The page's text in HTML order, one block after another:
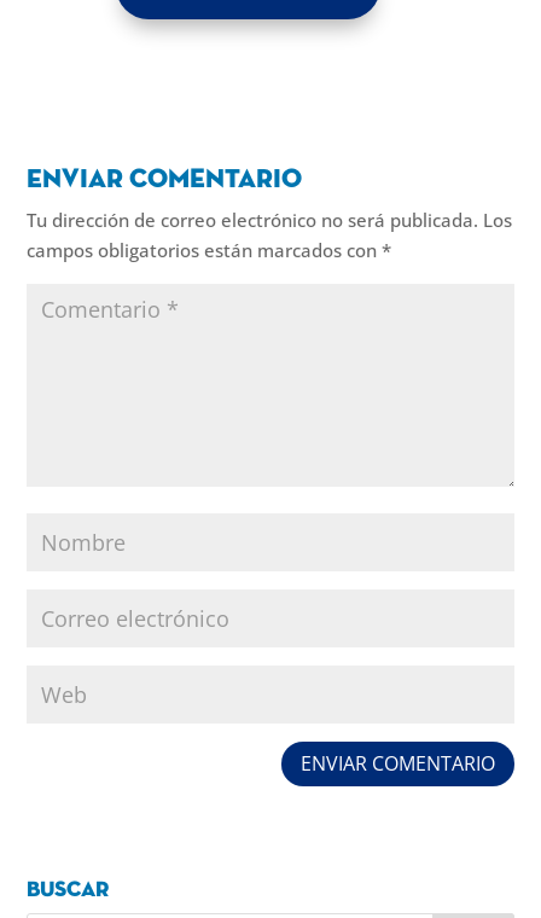
Enviar comentario
Tu dirección de correo electrónico no será publicada. Los
campos obligatorios están marcados con*
Buscar